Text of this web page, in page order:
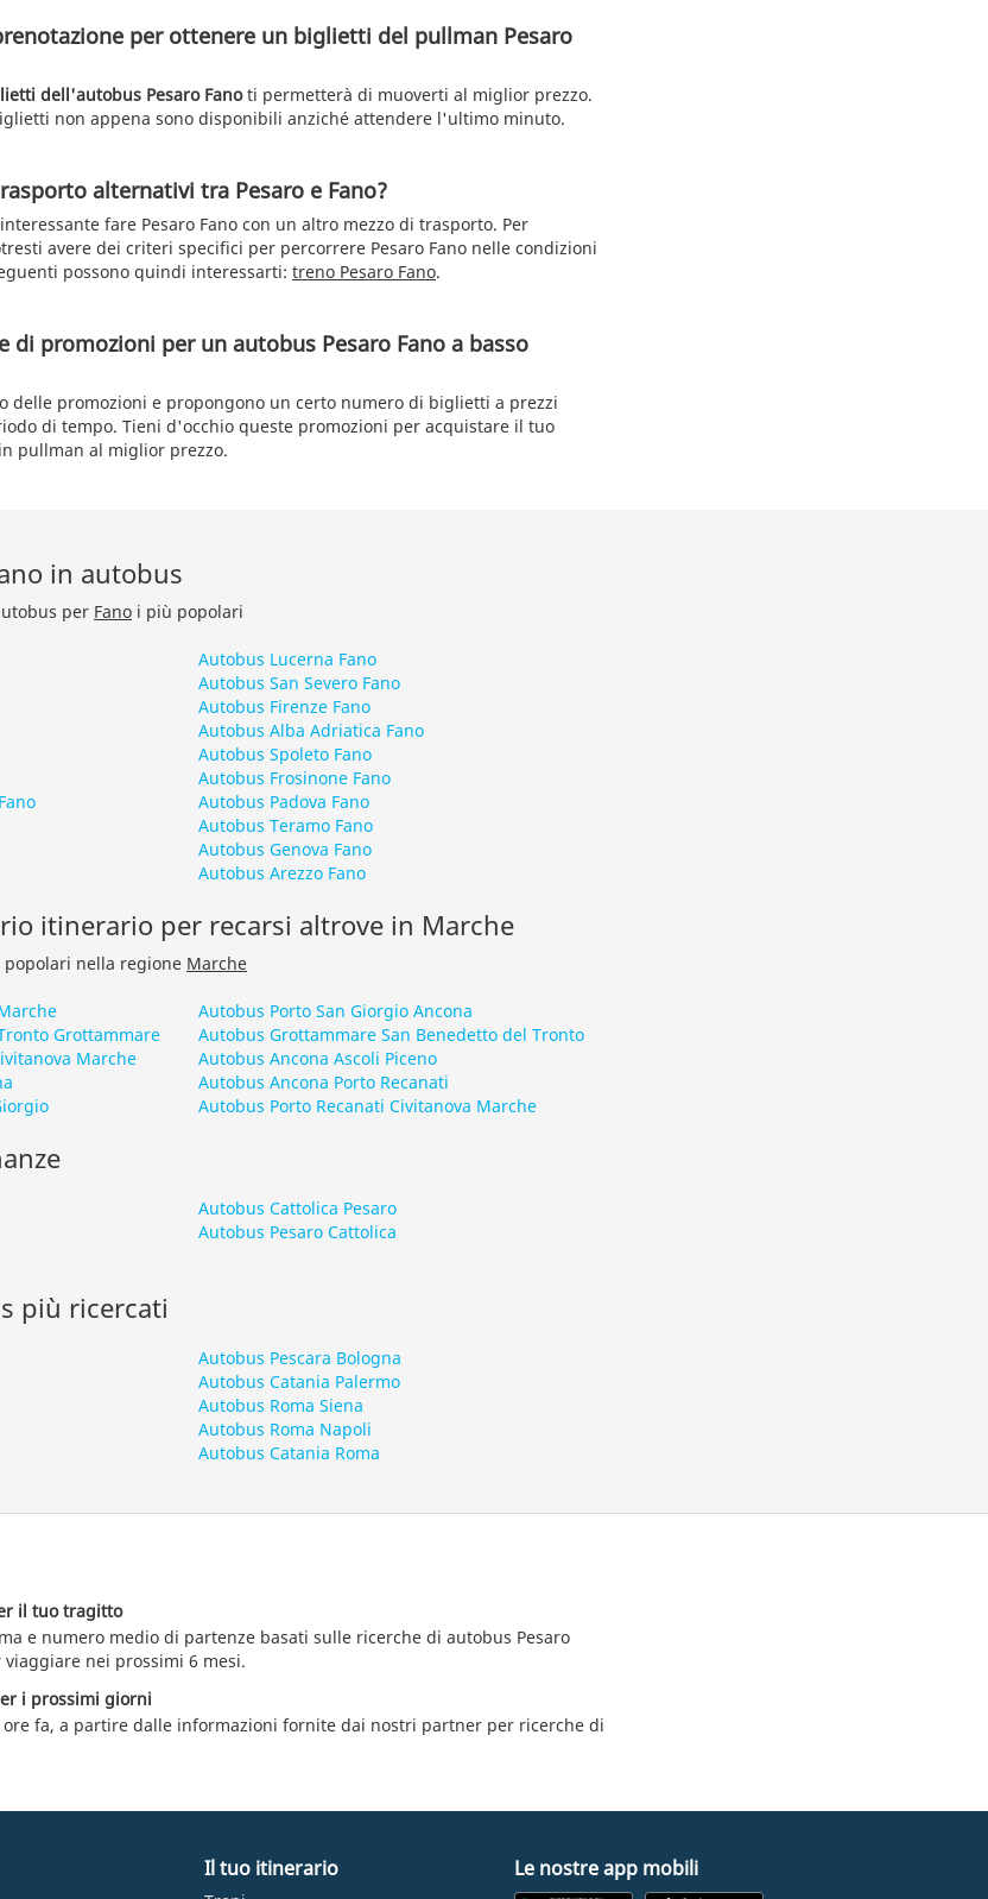
per ottenere un biglietti del pullman Pesaro
dell'autobus Pesaro Fanoti permetterà di muoverti al miglior prezzo.
non appena sono disponibili anziché attendere l'ultimo minuto.
alternativi tra Pesaro e Fano?
fare Pesaro Fano con un altro mezzo di trasporto. Per
avere dei criteri specifici per percorrere Pesaro Fano nelle condizioni
possono quindi interessarti: treno Pesaro Fano.
di promozioni per un autobus Pesaro Fano a basso
delle promozioni e propongono un certo numero di biglietti a prezzi
di tempo. Tieni d'occhio queste promozioni per acquistare il tuo
pullman al miglior prezzo.
in autobus
per Fano i più popolari
Autobus Lucerna Fano
Autobus San Severo Fano
Autobus Firenze Fano
Autobus Alba Adriatica Fano
Autobus Spoleto Fano
Autobus Frosinone Fano
Autobus Padova Fano
Autobus Teramo Fano
Autobus Genova Fano
Autobus Arezzo Fano
itinerario per recarsi altrove in Marche
nella regione Marche
Grottammare
Marche
Autobus Porto San Giorgio Ancona
Autobus Grottammare San Benedetto del Tronto
Autobus Ancona Ascoli Piceno
Autobus Ancona Porto Recanati
Autobus Porto Recanati Civitanova Marche
Autobus Cattolica Pesaro
Autobus Pesaro Cattolica
più ricercati
Autobus Pescara Bologna
Autobus Catania Palermo
Autobus Roma Siena
Autobus Roma Napoli
Autobus Catania Roma
il tuo tragitto
e numero medio di partenze basati sulle ricerche di autobus Pesaro
nei prossimi 6 mesi.
i prossimi giorni
ore fa, a partire dalle informazioni fornite dai nostri partner per ricerche di
Il tuo itinerario Le nostre app mobili